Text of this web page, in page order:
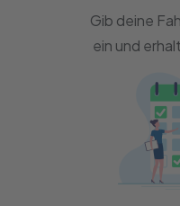
Gib deine
ein und